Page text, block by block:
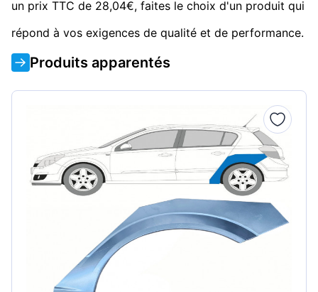
un prix TTC de 28,04€, faites le choix d'un produit qui
répond à vos exigences de qualité et de performance.
Produits apparentés